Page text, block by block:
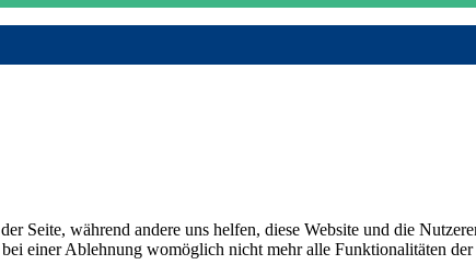
Seite, während andere uns helfen, diese Website und die
einer Ablehnung womöglich nicht mehr alle Funktionalitäten